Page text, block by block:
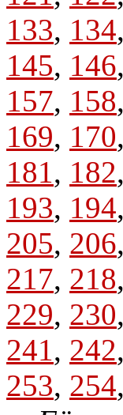
133, 134,
145, 146,
157, 158,
169, 170,
181, 182,
193, 194,
205, 206,
217, 218,
229, 230,
241, 242,
253, 254,